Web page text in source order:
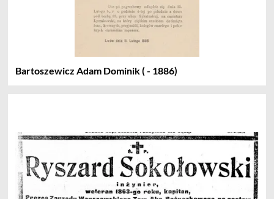
Bartoszewicz Adam Dominik ( - 1886)